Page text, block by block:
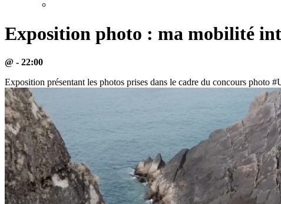
Exposition photo : ma mobilité
@ - 22:00
Exposition présentant les photos prises dans le cadre du concours photo